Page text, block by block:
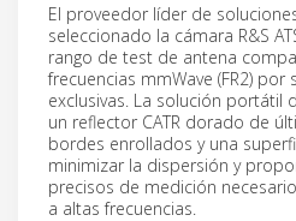
El proveedor líder de
seleccionado la cámara R&S
rango de test de antena
frecuencias mmWave (FR2) por
exclusivas. La solución portátil
un reflector CATR dorado de
bordes enrollados y una
minimizar la dispersión y
precisos de medición
a altas frecuencias.